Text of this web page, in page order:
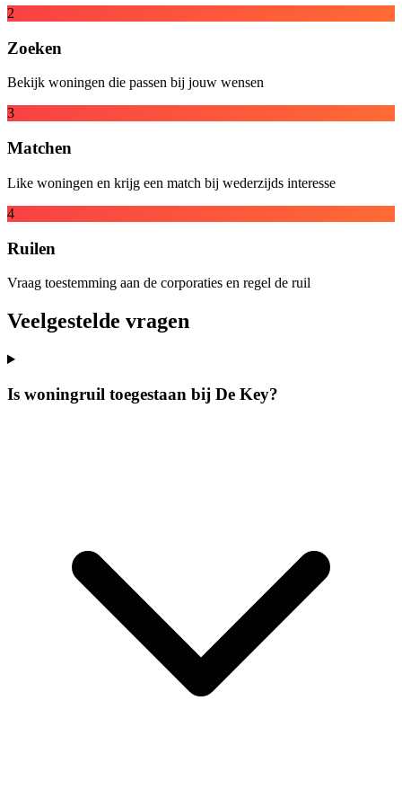
2
Zoeken
Bekijk woningen die passen bij jouw wensen
3
Matchen
Like woningen en krijg een match bij wederzijds interesse
4
Ruilen
Vraag toestemming aan de corporaties en regel de ruil
Veelgestelde vragen
Is woningruil toegestaan bij De Key?